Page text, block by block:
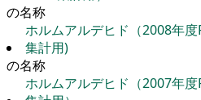
の名称
ホルムアルデヒド（2008年度
集計用)
の名称
ホルムアルデヒド（2007年度